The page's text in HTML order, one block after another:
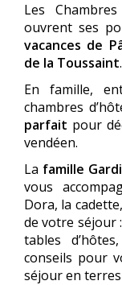
Les
ouvrent ses
vacances de
de la Toussaint.
En famille,
chambres
parfait pour
vendéen.
La famille
vous
Dora, la
de votre séjour
tables
conseils pour
séjour en